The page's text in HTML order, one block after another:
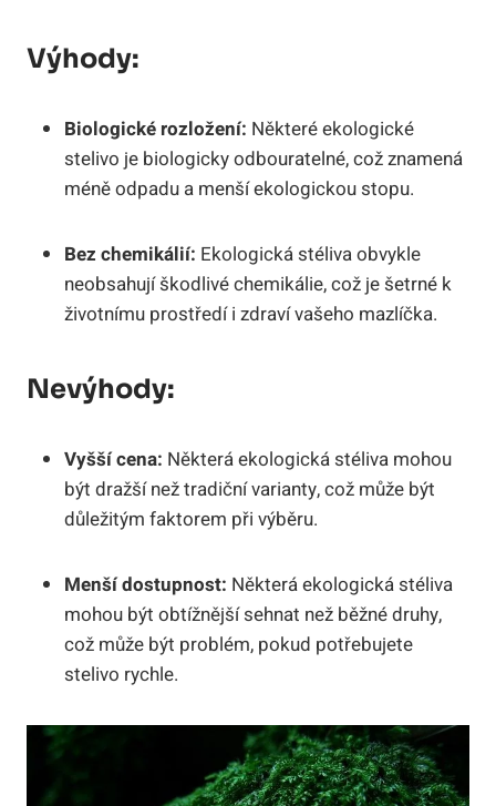
Výhody:
Biologické rozložení: Některé ekologické
stelivo je biologicky odbouratelné, což znamená
méně odpadu a menší ekologickou stopu.
Bez chemikálií: Ekologická stéliva obvykle
neobsahují škodlivé chemikálie, což je šetrné k
životnímu prostředí i zdraví vašeho mazlíčka.
Nevýhody:
Vyšší cena: Některá ekologická stéliva mohou
být dražší než tradiční varianty, což může být
důležitým faktorem při výběru.
Menší dostupnost: Některá ekologická stéliva
mohou být obtížnější sehnat než běžné druhy,
což může být problém, pokud potřebujete
stelivo rychle.